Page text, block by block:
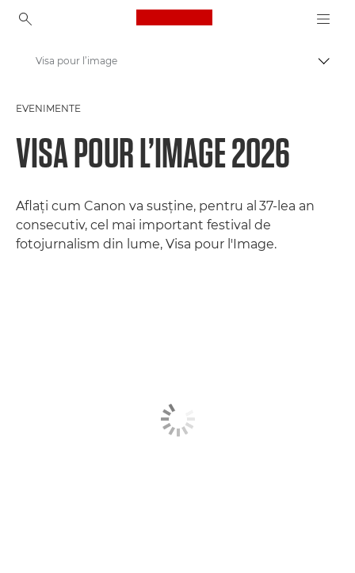
Canon Logo, back to
Visa pour l’image
EVENIMENTE
VISA POUR L’IMAGE 2026
Aflaţi cum Canon va susţine, pentru al 37-lea an
consecutiv, cel mai important festival de
fotojurnalism din lume, Visa pour l'Image.